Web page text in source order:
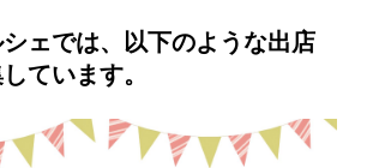
ェでは、以下のような出店
ています。